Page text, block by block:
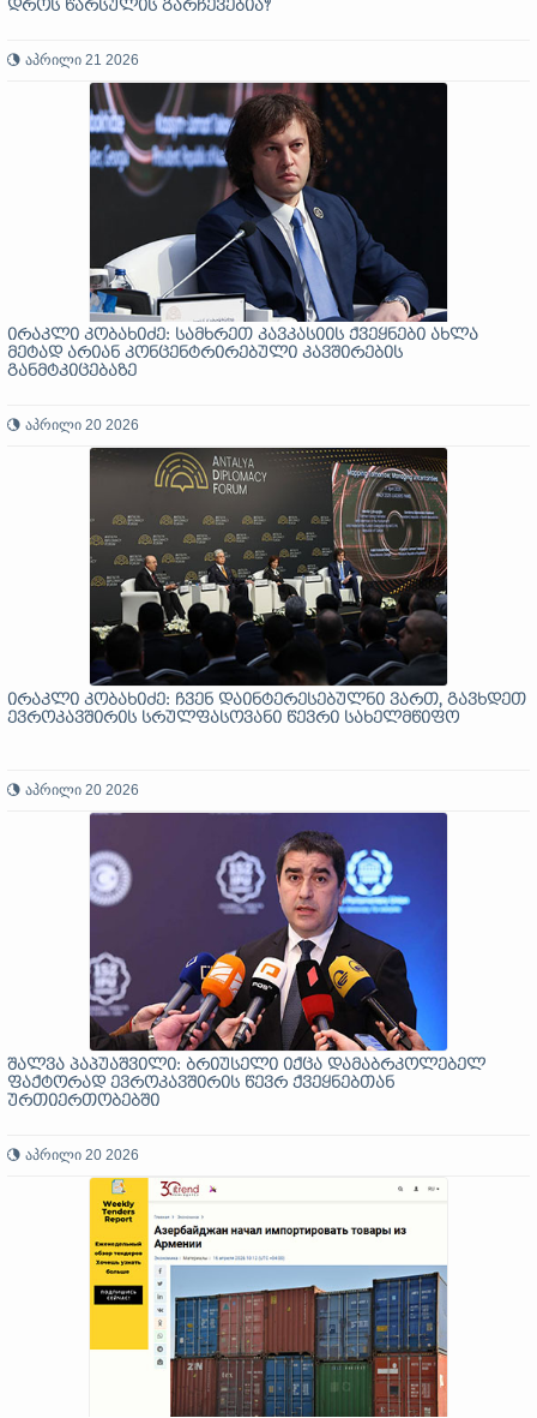
დროს წარსულის გარჩევებია?
აპრილი 21 2026
ირაკლი კობახიძე: სამხრეთ კავკასიის ქვეყნები ახლა
მეტად არიან კონცენტრირებული კავშირების
განმტკიცებაზე
აპრილი 20 2026
ირაკლი კობახიძე: ჩვენ დაინტერესებულნი ვართ, გავხდეთ
ევროკავშირის სრულფასოვანი წევრი სახელმწიფო
აპრილი 20 2026
შალვა პაპუაშვილი: ბრიუსელი იქცა დამაბრკოლებელ
ფაქტორად ევროკავშირის წევრ ქვეყნებთან
ურთიერთობებში
აპრილი 20 2026